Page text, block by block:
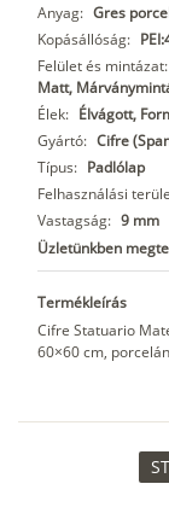
Anyag: Gres
Kopásállóság:
Felület és mintázat:
Matt,
Élek: Élvágott,
Gyártó: Cifre
Típus: Padlólap
Felhasználási
Vastagság: 9 mm
Üzletünkben
Termékleírás
Cifre Statuario
60×60 cm,